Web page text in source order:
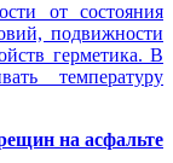
от состояния
подвижности
герметика. В
температуру
на асфальте